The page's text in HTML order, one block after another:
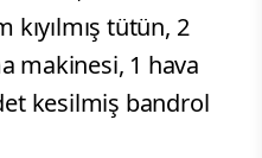
tütün, 2
makinesi, 1 hava
kesilmiş bandrol